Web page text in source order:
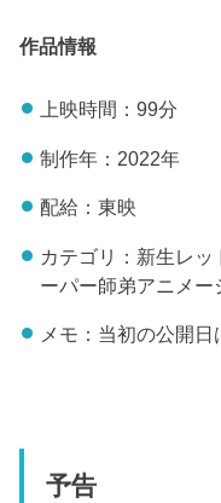
作品情報
上映時間：99分
制作年：2022年
配給：東映
カテゴリ：新生レ
ーパー師弟アニメー
メモ：当初の公開
予告